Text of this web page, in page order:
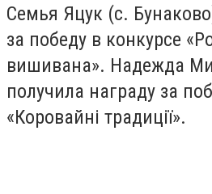
Семья Яцук (с.
за победу в конкурсе «
вишивана». Надежда
получила награду за
«Коровайні традиції».